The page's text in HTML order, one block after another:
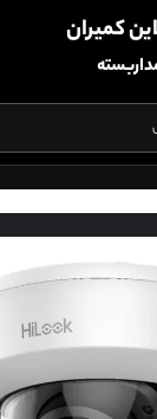
کمیران